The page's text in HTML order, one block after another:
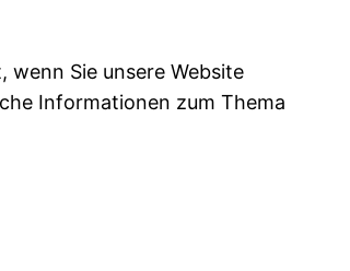
Sie unsere Website
Informationen zum Thema